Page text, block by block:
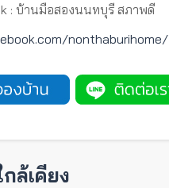
: บ้านมือสองนนทบุรี สภาพดี
nonthaburihome/
ล้เคียง